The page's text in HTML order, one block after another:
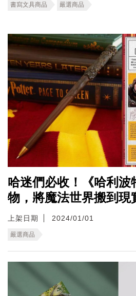
書寫文具商品 嚴選商品
哈迷們必收！《哈利波
物，將魔法世界搬到現
上架日期 2024/01/01
嚴選商品